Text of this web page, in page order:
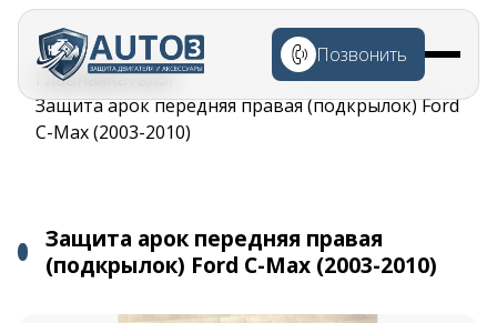
Перейти к
основному
содержанию
Позвонить
Строка
навигации
ГлавнаяКаталог
Защита арок передняя правая (подкрылок) Ford
C-Max (2003-2010)
Защита арок передняя правая
(подкрылок) Ford C-Max (2003-2010)